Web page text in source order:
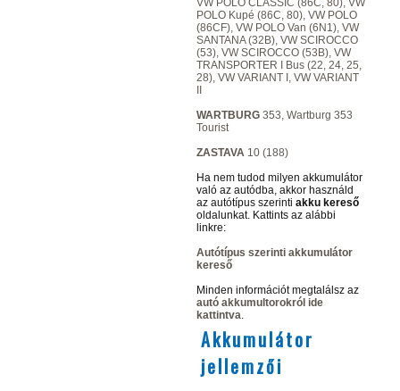
VW POLO CLASSIC (86C, 80), VW
POLO Kupé (86C, 80), VW POLO
(86CF), VW POLO Van (6N1), VW
SANTANA (32B), VW SCIROCCO
(53), VW SCIROCCO (53B), VW
TRANSPORTER I Bus (22, 24, 25,
28), VW VARIANT I, VW VARIANT
WARTBURG 353, Wartburg 353
Tourist
ZASTAVA 10 (188)
Ha nem tudod milyen akkumulátor
való az autódba, akkor használd
az autótípus szerinti akku kereső
oldalunkat. Kattints az alábbi
linkre:
Autótípus szerinti akkumulátor
kereső
Minden információt megtalálsz az
autó akkumultorokról ide
kattintva.
Akkumulátor
jellemzői